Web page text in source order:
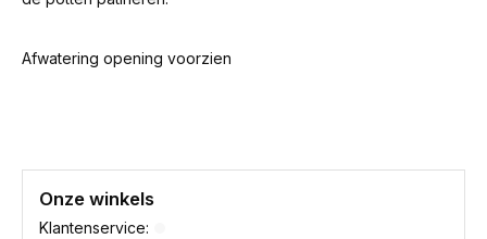
Afwatering opening voorzien
Onze winkels
Klantenservice: